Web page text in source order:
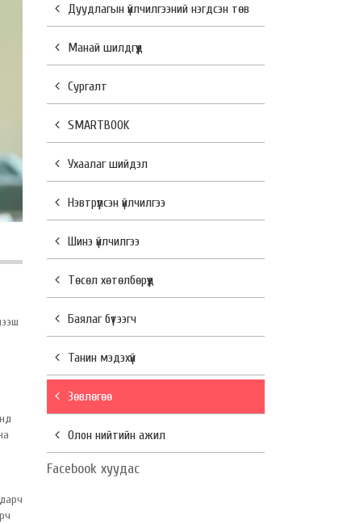
Дуудлагын үйлчилгээний нэгдсэн төв
Манай шилдгүүд
Сургалт
SMARTBOOK
Ухаалаг шийдэл
Нэвтрүүлсэн үйлчилгээ
Шинэ үйлчилгээ
Төсөл хөтөлбөрүүд
Баялаг бүтээгч
Танин мэдэхүй
Зөвлөгөө
Олон нийтийн ажил
Facebook хуудас